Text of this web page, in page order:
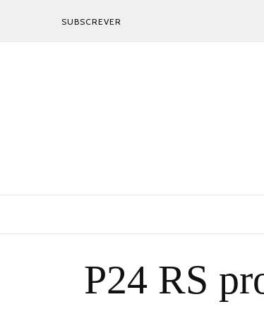
SUBSCREVER
P24 RS